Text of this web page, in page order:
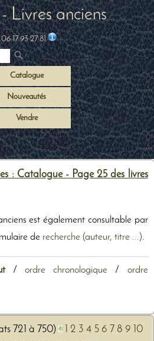
Livres anciens
06 17 93 27 81
Catalogue
Nouveautés
Vendre
: Catalogue - Page 25 des livres
est également consultable par
de recherche (auteur, titre ...).
/ordre chronologique / ordre
721 à 750) 2 3 4 5 6 7 8 9
10